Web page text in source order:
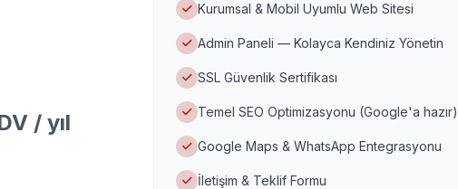
/ yıl
Kurumsal & Mobil Uyumlu Web Sitesi
Admin Paneli — Kolayca Kendiniz Yönetin
SSL Güvenlik Sertifikası
Temel SEO Optimizasyonu (Google'a hazır)
Google Maps & WhatsApp Entegrasyonu
İletişim & Teklif Formu